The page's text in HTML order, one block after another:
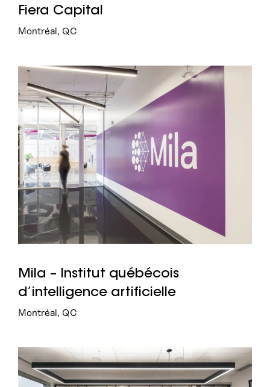
Fiera Capital
Montréal, QC
Mila – Institut québécois
d’intelligence artificielle
Montréal, QC